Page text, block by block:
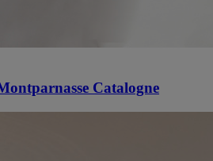
Catalogne